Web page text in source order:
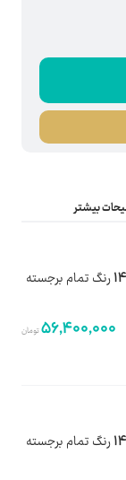
بیشتر
فرش ماشینی 1000 شانه 14 رنگ تمام برجسته
56,400,000تومان
فرش ماشینی 1000 شانه 14 رنگ تمام برجسته